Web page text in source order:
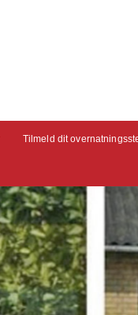
Tilmeld dit